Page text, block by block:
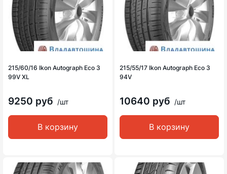
215/60/16 Ikon Autograph Eco 3
99V XL
9250 руб /шт
В корзину
215/55/17 Ikon Autograph Eco 3
94V
10640 руб /шт
В корзину